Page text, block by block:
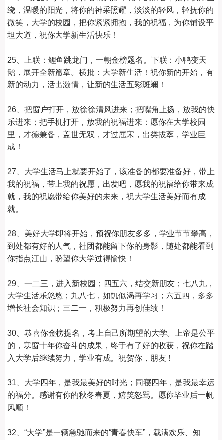
绕，温暖的阳光，将你的神采照耀，淡淡的轻风，轻抚你的
微笑，大学的校园，把你紧紧拥抱，我的祝福，为你铺设平
坦大道，祝你大学新生活快乐！
25、上联：鲤鱼跳龙门，一朝金榜题名。下联：小鸭变天
鹅，展开全新篇章。横批：大学新生活！祝你新的开始，有
新的动力，活出激情，让新的生活五彩斑斓！
26、把窗户打开，放徐徐清风进来；把嘴角上扬，放我的快
乐进来；把手机打开，放我的祝福进来：愿你在大学校园
里，才德兼备，盖世无双，才过屈宋，出类拔萃，学业巨
成！
27、大学生活马上就要开始了，该准备的都要准备好，带上
我的祝福，带上我的祝愿，出发吧，愿我的祝福给你带来成
就，我的祝愿带给你美好的未来，祝大学生活美好而有成
就。
28、美好大学即将开始，预祝你朋友多多，学业节节攀高，
到处都有好的人气，社团都能留下你的身影，随处都能看到
你指点江山，盼望你大学过得愉快！
29、一二三，进入新校园；四五六，结交新朋友；七八九，
大学生活乐悠悠；九八七，如饥似渴再学习；六五四，多多
增长社会知识；三二一，积极努力再创佳绩！
30、恭喜你金榜提名，考上自己所期望的大学。上帝是公平
的，寒窗十年你奋斗的成果，终于有了好的收获，祝你在踏
入大学后继续努力，学业有成。祝贺你，朋友！
31、大学四年，是我最美好的时光；同寝四年，是我最幸运
的福分。感谢有你的秋冬春夏，嬉笑怒骂。愿你毕业后一帆
风顺！
32、“大学”是一辆急驰而来的“青春快车”，载满欢乐、知